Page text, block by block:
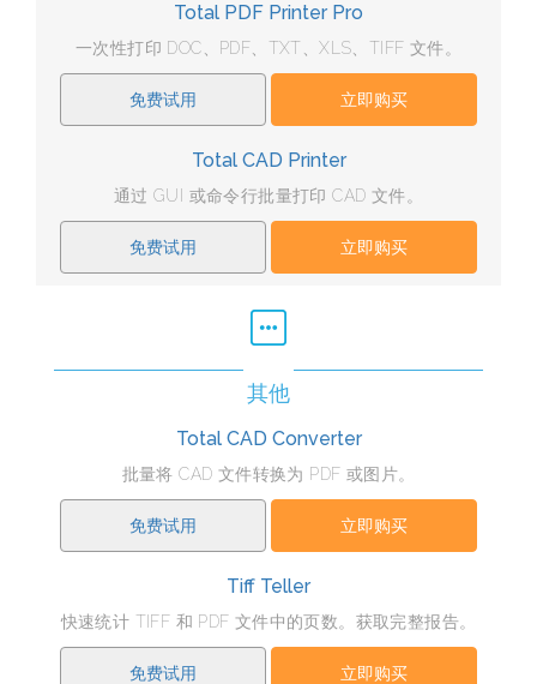
Total PDF Printer Pro
一次性打印 DOC、PDF、TXT、XLS、TIFF 文件。
免费试用 立即购买
Total CAD Printer
通过 GUI 或命令行批量打印 CAD 文件。
免费试用 立即购买
其他
Total CAD Converter
批量将 CAD 文件转换为 PDF 或图片。
免费试用 立即购买
Tiff Teller
快速统计 TIFF 和 PDF 文件中的页数。获取完整报告。
免费试用 立即购买